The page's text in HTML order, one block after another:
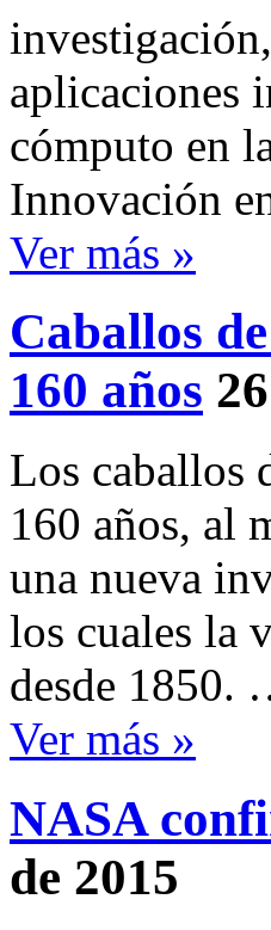
aplicaciones
cómputo en
Innovación
Ver más »
Caballos
160 años
Los caballos
160 años, al
una nueva
los cuales la
desde 1850.
Ver más »
NASA
de 2015